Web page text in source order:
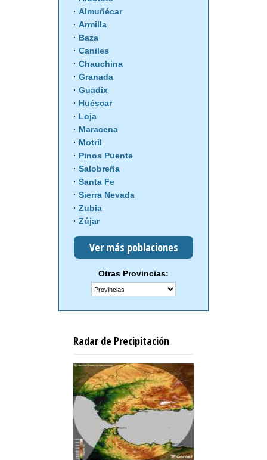
Almuñécar
Armilla
Baza
Caniles
Chauchina
Granada
Guadix
Huéscar
Loja
Maracena
Motril
Pinos Puente
Salobreña
Santa Fe
Sierra Nevada
Zubia
Zújar
Ver más poblaciones
Otras Provincias:
Radar de Precipitación